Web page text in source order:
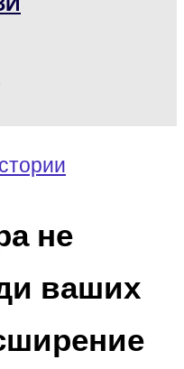
не
ваших